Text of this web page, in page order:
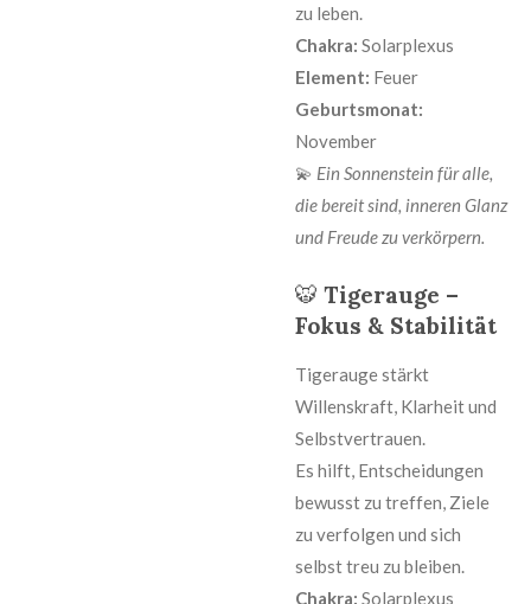
zu leben.
Chakra: Solarplexus
Element: Feuer
Geburtsmonat:
November
💫 Ein Sonnenstein für alle,
die bereit sind, inneren Glanz
und Freude zu verkörpern.
🐯 Tigerauge –
Fokus & Stabilität
Tigerauge stärkt
Willenskraft, Klarheit und
Selbstvertrauen.
Es hilft, Entscheidungen
bewusst zu treffen, Ziele
zu verfolgen und sich
selbst treu zu bleiben.
Chakra: Solarplexus